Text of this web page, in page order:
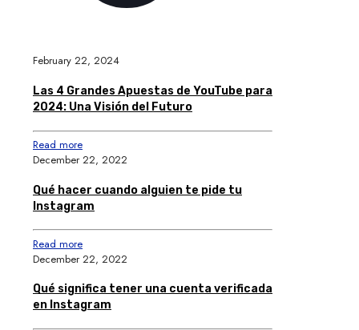
February 22, 2024
Las 4 Grandes Apuestas de YouTube para
2024: Una Visión del Futuro
Read more
December 22, 2022
Qué hacer cuando alguien te pide tu
Instagram
Read more
December 22, 2022
Qué significa tener una cuenta verificada
en Instagram